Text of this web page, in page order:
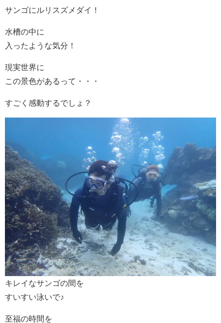
サンゴにルリスズメダイ！
水槽の中に
入ったような気分！
現実世界に
この景色があるって・・・
すごく感動するでしょ？
キレイなサンゴの間を
すいすい泳いで♪
至福の時間を